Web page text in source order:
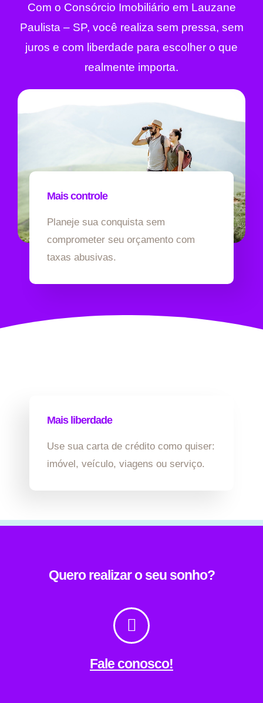
Com o Consórcio Imobiliário em Lauzane
Paulista – SP, você realiza sem pressa, sem
juros e com liberdade para escolher o que
realmente importa.
Mais controle
Planeje sua conquista sem
comprometer seu orçamento com
taxas abusivas.
Mais liberdade
Use sua carta de crédito como quiser:
imóvel, veículo, viagens ou serviço.
Quero realizar o seu sonho?
Fale conosco!